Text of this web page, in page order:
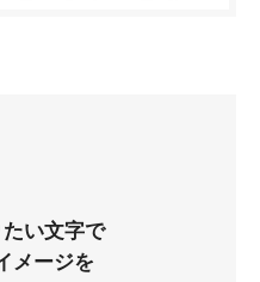
い文字で
メージを